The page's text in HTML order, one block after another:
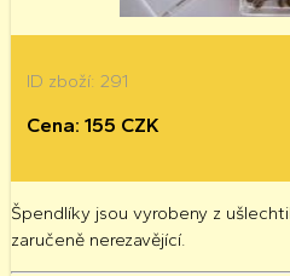
ID zboží: 291
Cena: 155 CZK
Špendlíky jsou vyrobeny z
zaručeně nerezavějící.